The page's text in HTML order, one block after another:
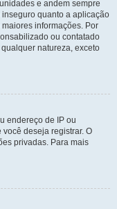
e andem sempre
quanto a aplicação
informações. Por
ou contatado
natureza, exceto
endereço de IP ou
deseja registrar. O
privadas. Para mais